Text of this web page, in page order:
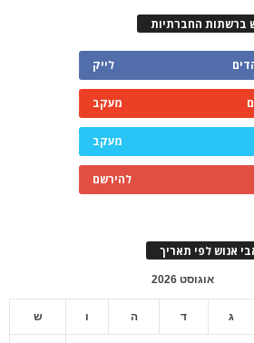
ברשתות החברתיות
לייק
מעקב
מעקב
להירשם
אנוש לפי תאריך
אוגוסט 2026
ג ד ה ו ש